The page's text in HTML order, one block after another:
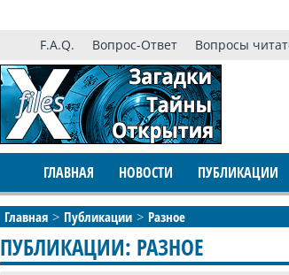
F.A.Q. Вопрос-Ответ Вопросы
ГЛАВНАЯ НОВОСТИ ПУБЛИКАЦИИ
Главная Публикации Разное
ПУБЛИКАЦИИ: РАЗНОЕ